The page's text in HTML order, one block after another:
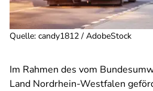
Quelle: candy1812 / AdobeStock
Im Rahmen des vom
Land Nordrhein-Westfalen